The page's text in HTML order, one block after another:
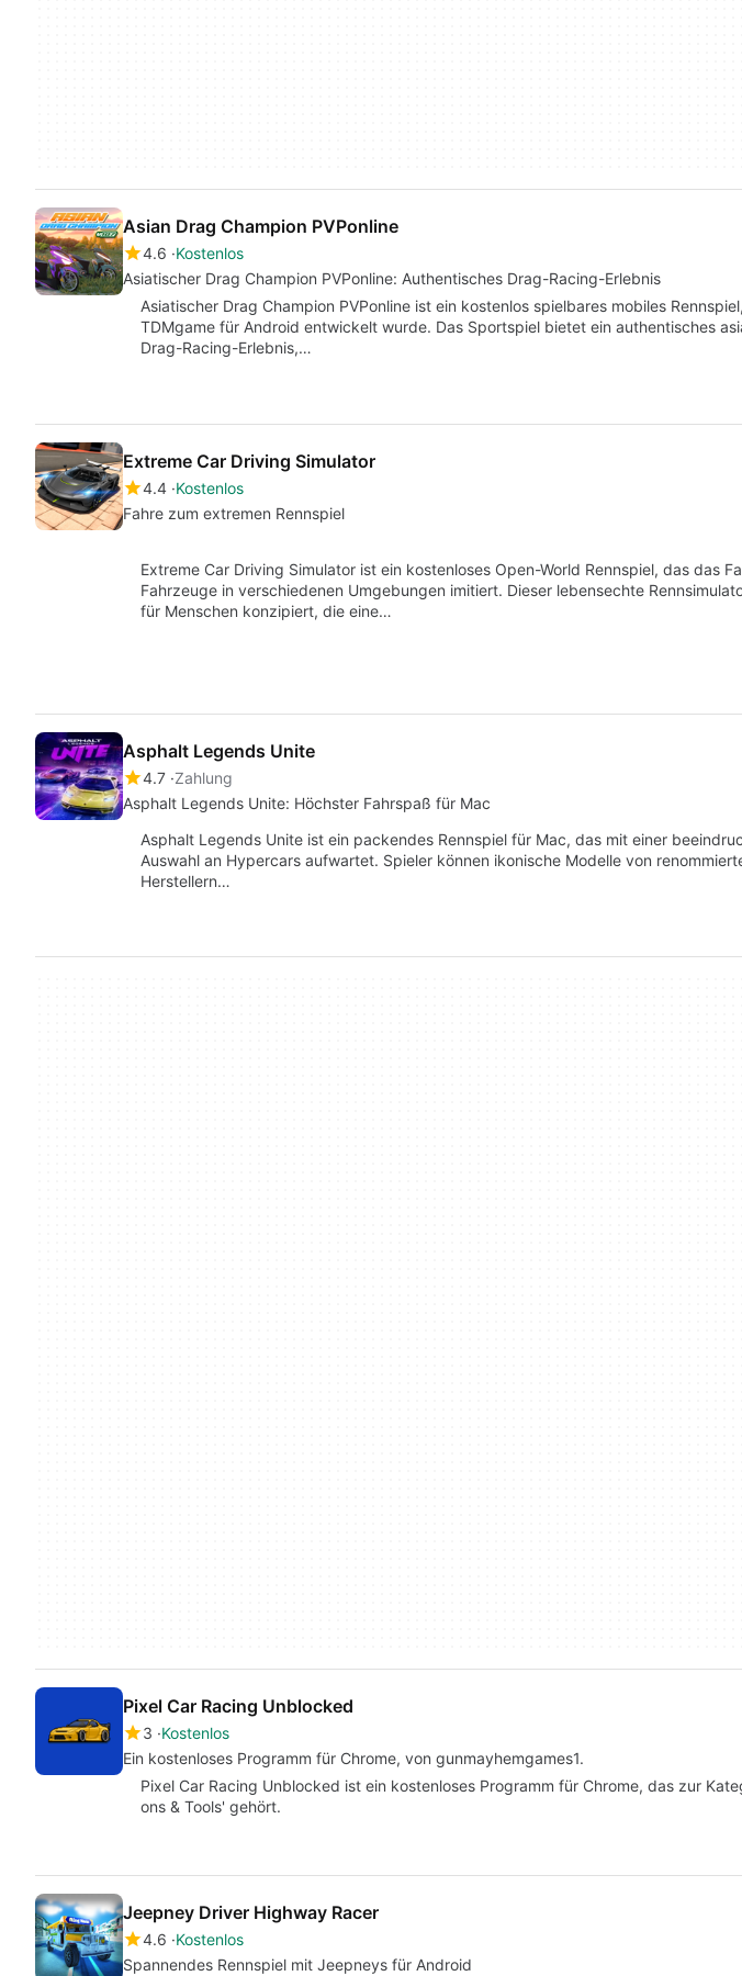
Asian Drag Champion PVPonline
4.6 Kostenlos
Asiatischer Drag Champion PVPonline: Authentisches Drag-Racing-Erlebnis
Asiatischer Drag Champion PVPonline ist ein kostenlos spielbares mobiles
TDMgame für Android entwickelt wurde. Das Sportspiel bietet ein authentisches
Drag-Racing-Erlebnis,…
Extreme Car Driving Simulator
4.4 Kostenlos
Fahre zum extremen Rennspiel
Extreme Car Driving Simulator ist ein kostenloses Open-World Rennspiel, das das
Fahrzeuge in verschiedenen Umgebungen imitiert. Dieser lebensechte
für Menschen konzipiert, die eine…
Asphalt Legends Unite
4.7 Zahlung
Asphalt Legends Unite: Höchster Fahrspaß für Mac
Asphalt Legends Unite ist ein packendes Rennspiel für Mac, das mit einer
Auswahl an Hypercars aufwartet. Spieler können ikonische Modelle von
Herstellern…
Pixel Car Racing Unblocked
3 Kostenlos
Ein kostenloses Programm für Chrome, von gunmayhemgames1.
Pixel Car Racing Unblocked ist ein kostenloses Programm für Chrome, das zur
ons & Tools' gehört.
Jeepney Driver Highway Racer
4.6 Kostenlos
Spannendes Rennspiel mit Jeepneys für Android